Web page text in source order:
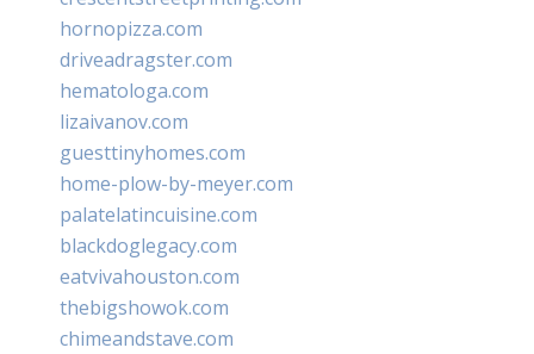
hornopizza.com
driveadragster.com
hematologa.com
lizaivanov.com
guesttinyhomes.com
home-plow-by-meyer.com
palatelatincuisine.com
blackdoglegacy.com
eatvivahouston.com
thebigshowok.com
chimeandstave.com